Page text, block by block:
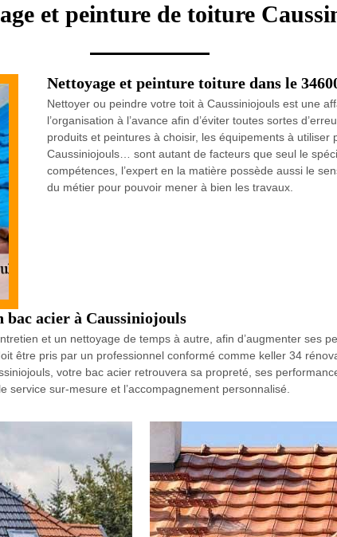
et peinture de toiture
Nettoyage et peinture toiture dans le
Nettoyer ou peindre votre toit à Caussiniojouls est une
l’organisation à l’avance afin d’éviter toutes sortes
produits et peintures à choisir, les équipements à
Caussiniojouls… sont autant de facteurs que seul le
compétences, l’expert en la matière possède aussi le
du métier pour pouvoir mener à bien les travaux.
bac acier à Caussiniojouls
et un nettoyage de temps à autre, afin d’augmenter ses
être pris par un professionnel conformé comme keller 34
votre bac acier retrouvera sa propreté, ses
sur-mesure et l’accompagnement personnalisé.